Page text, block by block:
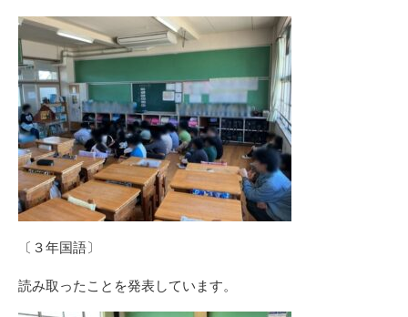
〔３年国語〕
読み取ったことを発表しています。